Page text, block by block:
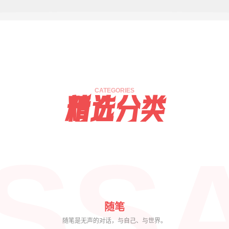
CATEGORIES
精选分类
随笔
随笔是无声的对话，与自己、与世界。